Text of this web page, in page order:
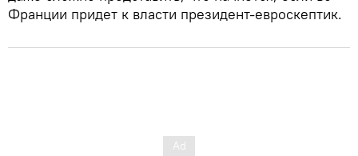
Франции придет к власти президент-евроскептик.